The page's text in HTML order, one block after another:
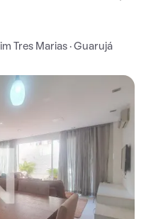
Tres Marias · Guarujá